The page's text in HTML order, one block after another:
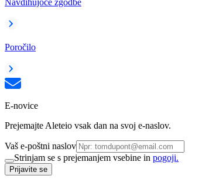
Navdihujoče zgodbe
Poročilo
E-novice
Prejemajte Aleteio vsak dan na svoj e-naslov.
Vaš e-poštni naslov
Strinjam se s prejemanjem vsebine in pogoji.
Prijavite se